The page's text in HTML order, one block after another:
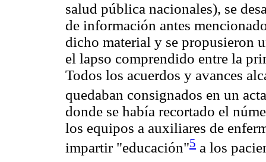
salud pública nacionales), se
de información antes
dicho material y se propusieron
el lapso comprendido entre la
Todos los acuerdos y avances
quedaban consignados en un
donde se había recortado el
los equipos a auxiliares de
impartir "educación"5 a los